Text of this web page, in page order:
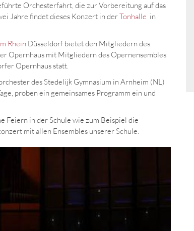
Orchesterfahrt, die zur Vorbereitung auf das
Jahre findet dieses Konzert in derTonhalle in
Rhein Düsseldorf bietet den Mitgliedern des
Opernhaus mit Mitgliedern des Opernensembles
Opernhaus statt.
des Stedelijk Gymnasium in Arnheim (NL)
proben ein gemeinsames Programm ein und
Feiern in der Schule wie zum Beispiel die
mit allen Ensembles unserer Schule.